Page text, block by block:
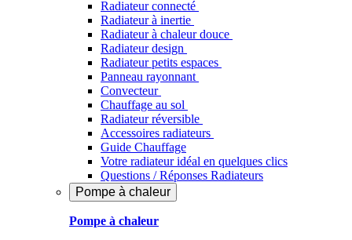
Radiateur connecté
Radiateur à inertie
Radiateur à chaleur douce
Radiateur design
Radiateur petits espaces
Panneau rayonnant
Convecteur
Chauffage au sol
Radiateur réversible
Accessoires radiateurs
Guide Chauffage
Votre radiateur idéal en quelques clics
Questions / Réponses Radiateurs
Pompe à chaleur
Pompe à chaleur